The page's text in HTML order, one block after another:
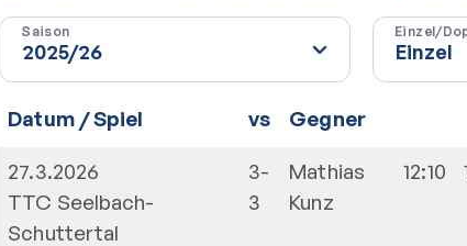
Saison Einzel/
Datum / Spiel vs Gegner
27.3.2026
TTC Seelbach-
Schuttertal
3-
3
Mathias
Kunz
12:10